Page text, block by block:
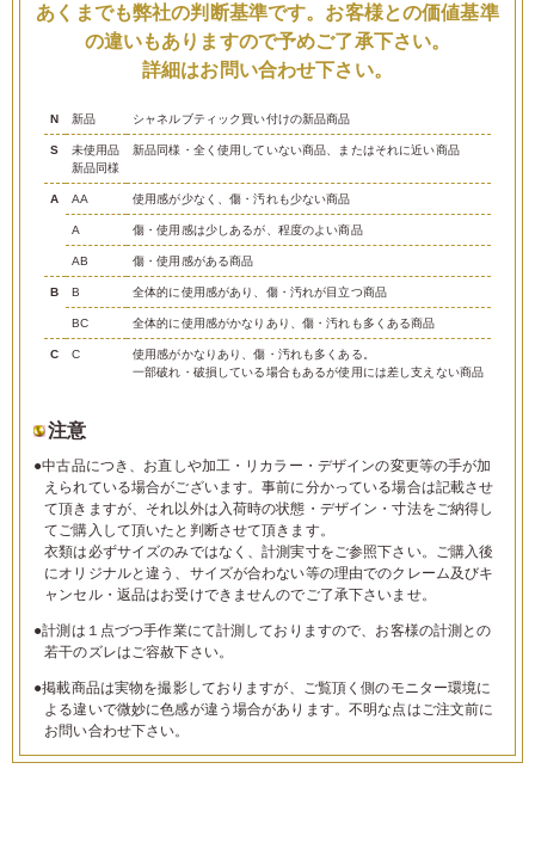
あくまでも弊社の判断基準です。お客様との価値基準
の違いもありますので予めご了承下さい。
詳細はお問い合わせ下さい。
N 新品 シャネルブティック買い付けの新品商品
S
未使用品
新品同様
新品同様・全く使用していない商品、またはそれに近い商品
A AA 使用感が少なく、傷・汚れも少ない商品
A 傷・使用感は少しあるが、程度のよい商品
AB 傷・使用感がある商品
B B 全体的に使用感があり、傷・汚れが目立つ商品
BC 全体的に使用感がかなりあり、傷・汚れも多くある商品
C C
使用感がかなりあり、傷・汚れも多くある。
一部破れ・破損している場合もあるが使用には差し支えない商品
注意
●中古品につき、お直しや加工・リカラー・デザインの変更等の手が加
えられている場合がございます。事前に分かっている場合は記載させ
て頂きますが、それ以外は入荷時の状態・デザイン・寸法をご納得し
てご購入して頂いたと判断させて頂きます。
衣類は必ずサイズのみではなく、計測実寸をご参照下さい。ご購入後
にオリジナルと違う、サイズが合わない等の理由でのクレーム及びキ
ャンセル・返品はお受けできませんのでご了承下さいませ。
●計測は１点づつ手作業にて計測しておりますので、お客様の計測との
若干のズレはご容赦下さい。
●掲載商品は実物を撮影しておりますが、ご覧頂く側のモニター環境に
よる違いで微妙に色感が違う場合があります。不明な点はご注文前に
お問い合わせ下さい。